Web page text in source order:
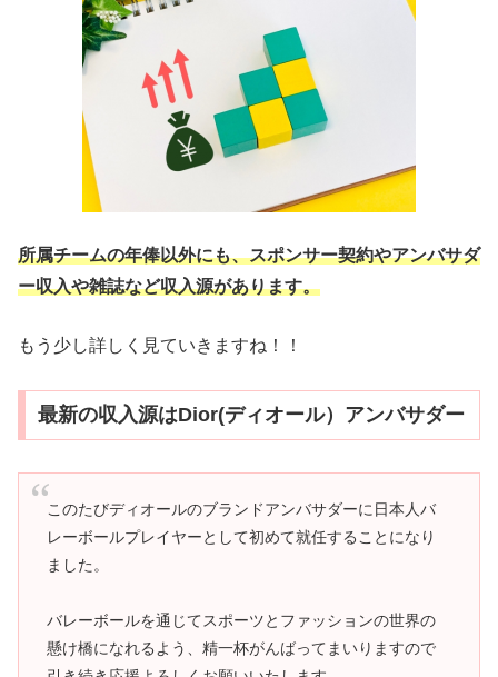
所属チームの年俸以外にも、スポンサー契約やアンバサダ
ー収入や雑誌など収入源があります。
もう少し詳しく見ていきますね！！
最新の収入源はDior(ディオール）アンバサダー
このたびディオールのブランドアンバサダーに日本人バ
レーボールプレイヤーとして初めて就任することになり
ました。
バレーボールを通じてスポーツとファッションの世界の
懸け橋になれるよう、精一杯がんばってまいりますので